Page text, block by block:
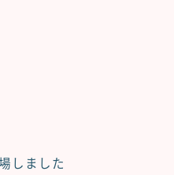
しました